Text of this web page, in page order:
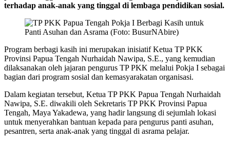
terhadap anak-anak yang tinggal di lembaga pendidikan sosial.
Program berbagi kasih ini merupakan inisiatif Ketua TP PKK
Provinsi Papua Tengah Nurhaidah Nawipa, S.E., yang kemudian
dilaksanakan oleh jajaran pengurus TP PKK melalui Pokja I sebagai
bagian dari program sosial dan kemasyarakatan organisasi.
Dalam kegiatan tersebut, Ketua TP PKK Papua Tengah Nurhaidah
Nawipa, S.E. diwakili oleh Sekretaris TP PKK Provinsi Papua
Tengah, Maya Yakadewa, yang hadir langsung di sejumlah lokasi
untuk menyerahkan bantuan kepada para pengurus panti asuhan,
pesantren, serta anak-anak yang tinggal di asrama pelajar.